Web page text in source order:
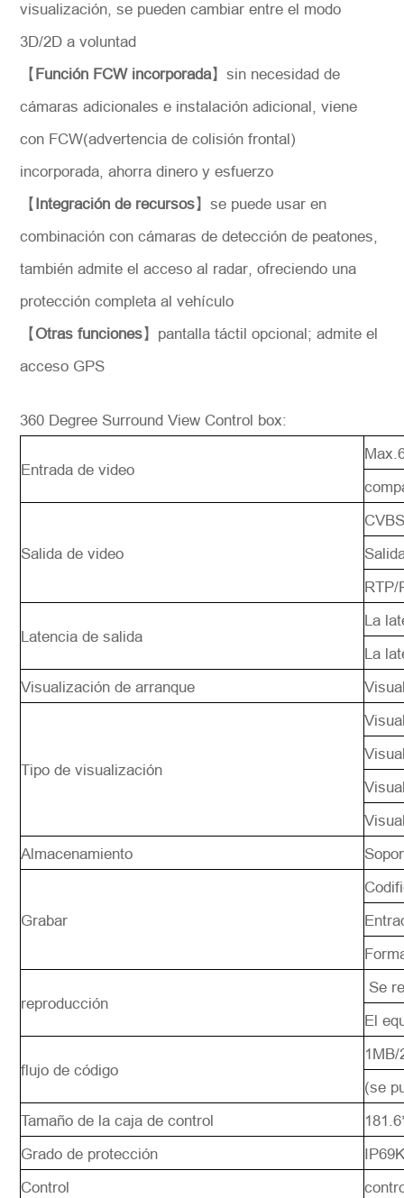
visualización, se pueden cambiar entre el modo
3D/2D a voluntad
【 Función FCW incorporada】sin necesidad de
cámaras adicionales e instalación adicional, viene
con FCW(advertencia de colisión frontal)
incorporada, ahorra dinero y esfuerzo
【 Integración de recursos】se puede usar en
combinación con cámaras de detección de peatones,
también admite el acceso al radar, ofreciendo una
protección completa al vehículo
【 Otras funciones】 pantalla táctil opcional; admite el
acceso GPS
360 Degree Surround View Control box:
Entrada de video
Salida de video
Latencia de salida
La
La
Visualización de arranque
Tipo de visualización
Almacenamiento
Grabar
reproducción
Se
El
flujo de código
1MB/
(se
Tamaño de la caja de control
Grado de protección
Control